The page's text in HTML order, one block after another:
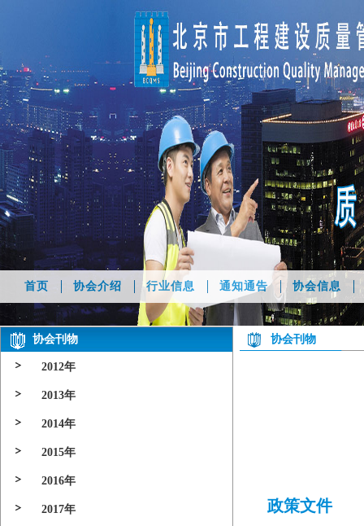
首页 协会介绍 行业信息 通知通告 协会信息
协会刊物
2012年
2013年
2014年
2015年
2016年
2017年
协会刊物
政策文件